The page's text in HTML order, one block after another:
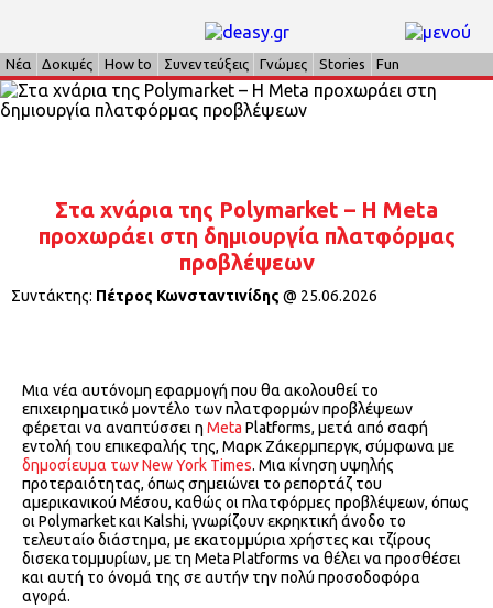
Νέα Δοκιμές How to Συνεντεύξεις Γνώμες Stories Fun
Στα χνάρια της Polymarket – Η Meta
προχωράει στη δημιουργία πλατφόρμας
προβλέψεων
Συντάκτης: Πέτρος Κωνσταντινίδης @ 25.06.2026
Μια νέα αυτόνομη εφαρμογή που θα ακολουθεί το
επιχειρηματικό μοντέλο των πλατφορμών προβλέψεων
φέρεται να αναπτύσσει η Meta Platforms, μετά από σαφή
εντολή του επικεφαλής της, Μαρκ Ζάκερμπεργκ, σύμφωνα με
δημοσίευμα των New York Times. Μια κίνηση υψηλής
προτεραιότητας, όπως σημειώνει το ρεπορτάζ του
αμερικανικού Μέσου, καθώς οι πλατφόρμες προβλέψεων, όπως
οι Polymarket και Kalshi, γνωρίζουν εκρηκτική άνοδο το
τελευταίο διάστημα, με εκατομμύρια χρήστες και τζίρους
δισεκατομμυρίων, με τη Meta Platforms να θέλει να προσθέσει
και αυτή το όνομά της σε αυτήν την πολύ προσοδοφόρα
αγορά.